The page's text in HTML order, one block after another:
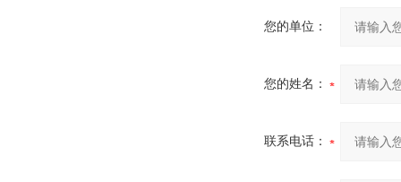
您的单位：
您的姓名：
联系电话：